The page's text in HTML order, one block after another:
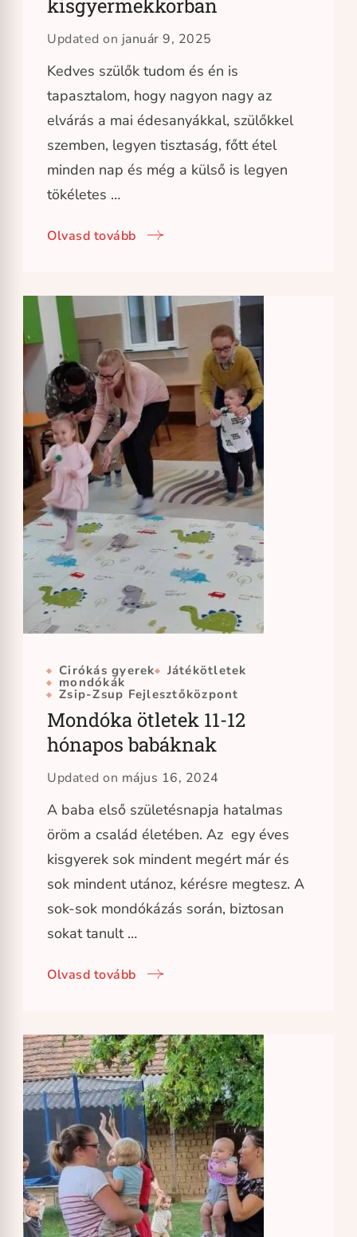
kisgyermekkorban
Updated on január 9, 2025
Kedves szülők tudom és én is
tapasztalom, hogy nagyon nagy az
elvárás a mai édesanyákkal, szülőkkel
szemben, legyen tisztaság, főtt étel
minden nap és még a külső is legyen
tökéletes …
Olvasd tovább
Cirókás gyerek Játékötletek
mondókák
Zsip-Zsup Fejlesztőközpont
Mondóka ötletek 11-12
hónapos babáknak
Updated on május 16, 2024
A baba első születésnapja hatalmas
öröm a család életében. Az egy éves
kisgyerek sok mindent megért már és
sok mindent utánoz, kérésre megtesz. A
sok-sok mondókázás során, biztosan
sokat tanult …
Olvasd tovább